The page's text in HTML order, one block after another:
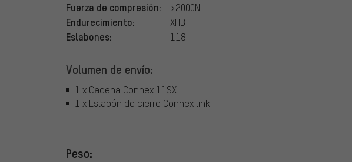
Fuerza de compresión: >2000N
Endurecimiento: XHB
Eslabones: 118
Volumen de envío:
1 x Cadena Connex 11SX
1 x Eslabón de cierre Connex link
Peso: